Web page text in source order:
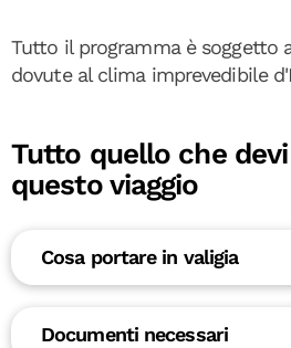
Tutto il programma è soggetto
dovute al clima imprevedibile
Tutto quello che
questo viaggio
Cosa portare in valigia
Documenti necessari